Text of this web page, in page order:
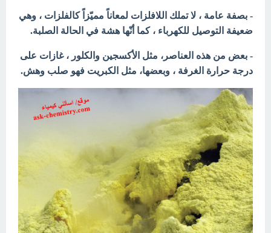
- بصفة عامة ، لا تملك اللافلزات لمعاناً مميّزاً كالفلزات ، وهي
ضعيفة التوصيل للكهرباء ، كما أنّها هشة في الحالة الصلبة.
- بعض من هذه العناصر، مثل الأكسجين والكلور ، غازات على
درجة حرارة الغرفة ، وبعضها، مثل الكبريت فهو صلب وهش.